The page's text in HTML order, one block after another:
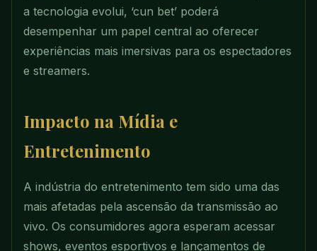
a tecnologia evolui, ‘cun bet’ poderá
desempenhar um papel central ao oferecer
experiências mais imersivas para os espectadores
e streamers.
Impacto na Mídia e
Entretenimento
A indústria do entretenimento tem sido uma das
mais afetadas pela ascensão da transmissão ao
vivo. Os consumidores agora esperam acessar
shows, eventos esportivos e lançamentos de